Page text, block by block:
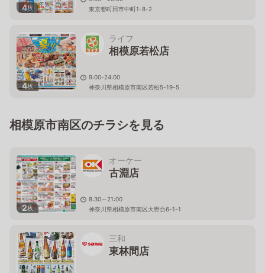
4枚
東京都町田市中町1-8-2
4枚
ライフ
相模原若松店
9:00-24:00
神奈川県相模原市南区若松5-19-5
相模原市南区のチラシを見る
2枚
オーケー
古淵店
8:30～21:00
神奈川県相模原市南区大野台6-1-1
三和
東林間店